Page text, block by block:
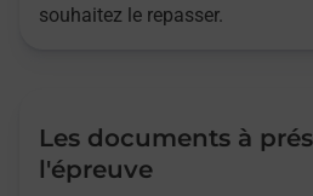
souhaitez le repasser.
Les documents à
l'épreuve